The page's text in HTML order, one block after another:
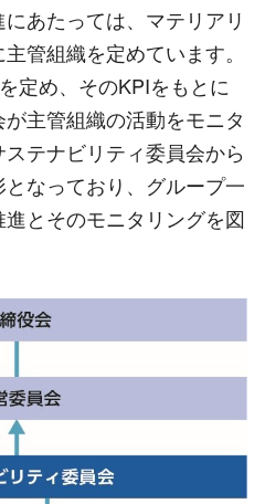
あたっては、マテリアリ
管組織を定めています。
定め、そのKPIをもとに
主管組織の活動をモニタ
テナビリティ委員会から
なっており、グループ一
とそのモニタリングを図